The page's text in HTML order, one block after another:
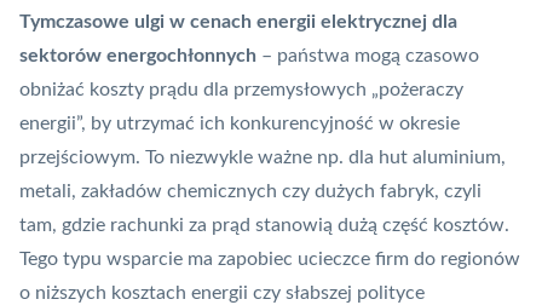
Tymczasowe ulgi w cenach energii elektrycznej dla
sektorów energochłonnych – państwa mogą czasowo
obniżać koszty prądu dla przemysłowych „pożeraczy
energii”, by utrzymać ich konkurencyjność w okresie
przejściowym. To niezwykle ważne np. dla hut aluminium,
metali, zakładów chemicznych czy dużych fabryk, czyli
tam, gdzie rachunki za prąd stanowią dużą część kosztów.
Tego typu wsparcie ma zapobiec ucieczce firm do regionów
o niższych kosztach energii czy słabszej polityce